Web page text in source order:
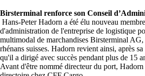
Birsterminal renforce son Conseil
Hans-Peter Hadorn a été élu nouveau
d'administration de l'entreprise de logistique
multimodal de marchandises Birsterminal AG,
rhénans suisses. Hadorn revient ainsi, après
qu'il a dirigé avec succès pendant plus de 15
Avant d'être nommé directeur du port, Hadorn